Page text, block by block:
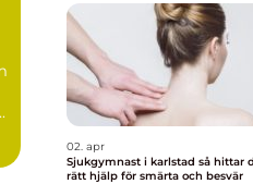
02. apr
Sjukgymnast i karlstad så hittar du
rätt hjälp för smärta och besvär